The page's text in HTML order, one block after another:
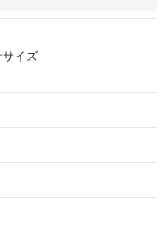
サイズ